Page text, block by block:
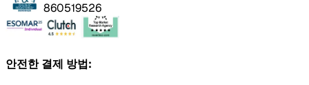
860519526
안전한 결제 방법: